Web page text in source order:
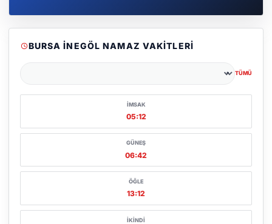
BURSA İNEGÖL NAMAZ VAKITLERI
TÜMÜ
İMSAK
05:12
GÜNEŞ
06:42
ÖĞLE
13:12
İKINDI